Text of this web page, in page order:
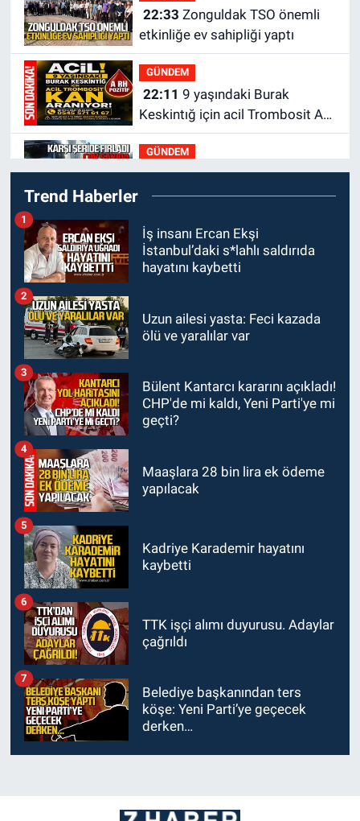
22:33
etkinliğe ev sahipliği yaptı
GÜNDEM
22:11
Keskintığ için acil Trombosit Arh
(+) kana ihtiyaç var
GÜNDEM
21:50Yoldan çıktı karşı şeride
fırladı: Çok sayıda yaralı var
GÜNDEM
21:38Ercüment Ünal'dan acık
haber geldi: Ameliyata
21:12 Yönetim kulübü önce
açıkladı
GÜNDEM
20:56Otomobilin çarptığı yaşlı
adam hayatını kaybetti
Trend Haberler
İş insanı Ercan Ekşi
İstanbul’daki s*lahlı saldırıda
hayatını kaybetti
1
Uzun ailesi yasta: Feci kazada
ölü ve yaralılar var
2
Bülent Kantarcı kararını açıkladı!
CHP'de mi kaldı, Yeni Parti'ye mi
geçti?
3
Maaşlara 28 bin lira ek ödeme
yapılacak
4
Kadriye Karademir hayatını
kaybetti
5
TTK işçi alımı duyurusu. Adaylar
çağrıldı
6
Belediye başkanından ters
köşe: Yeni Parti’ye geçecek
derken…
7